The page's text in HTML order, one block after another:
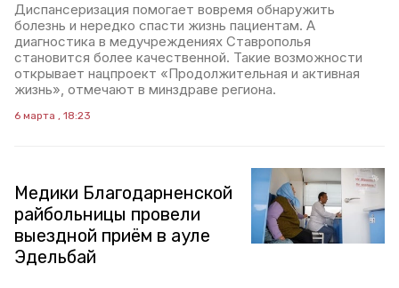
Диспансеризация помогает вовремя обнаружить
болезнь и нередко спасти жизнь пациентам. А
диагностика в медучреждениях Ставрополья
становится более качественной. Такие возможности
открывает нацпроект «Продолжительная и активная
жизнь», отмечают в минздраве региона.
6 марта , 18:23
Медики Благодарненской
райбольницы провели
выездной приём в ауле
Эдельбай